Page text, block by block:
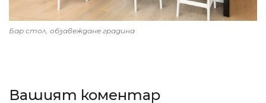
Бар стол, обзавеждане градина
Вашият коментар